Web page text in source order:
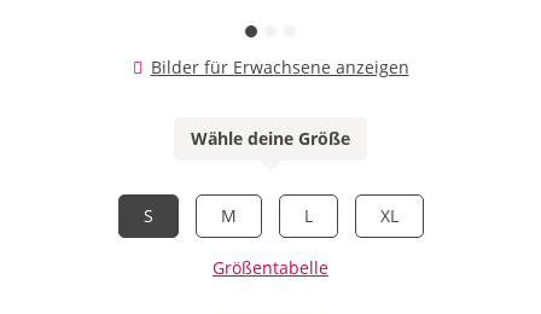
Bilder für Erwachsene anzeigen
Wähle deine Größe
S M L XL
Größentabelle